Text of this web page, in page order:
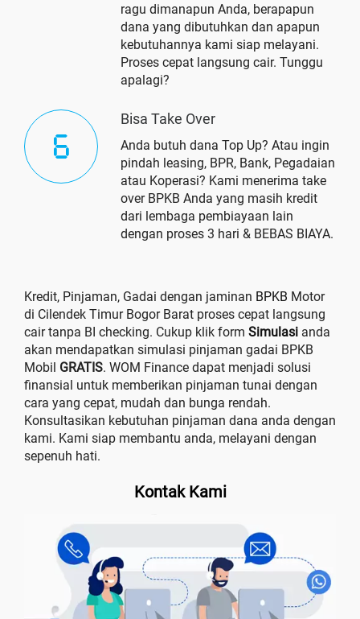
ragu dimanapun Anda, berapapun
dana yang dibutuhkan dan apapun
kebutuhannya kami siap melayani.
Proses cepat langsung cair. Tunggu
apalagi?
Bisa Take Over
Anda butuh dana Top Up? Atau ingin
pindah leasing, BPR, Bank, Pegadaian
atau Koperasi? Kami menerima take
over BPKB Anda yang masih kredit
dari lembaga pembiayaan lain
dengan proses 3 hari & BEBAS BIAYA.
Kredit, Pinjaman, Gadai dengan jaminan BPKB Motor
di Cilendek Timur Bogor Barat proses cepat langsung
cair tanpa BI checking. Cukup klik form Simulasi anda
akan mendapatkan simulasi pinjaman gadai BPKB
Mobil GRATIS. WOM Finance dapat menjadi solusi
finansial untuk memberikan pinjaman tunai dengan
cara yang cepat, mudah dan bunga rendah.
Konsultasikan kebutuhan pinjaman dana anda dengan
kami. Kami siap membantu anda, melayani dengan
sepenuh hati.
Kontak Kami